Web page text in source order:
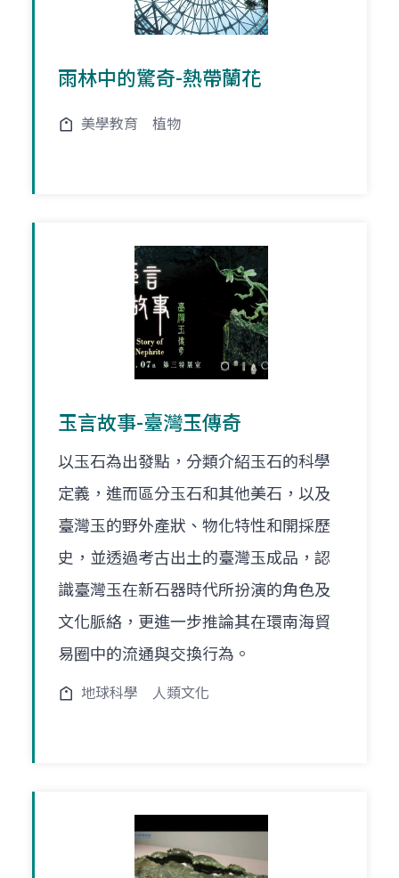
雨林中的驚奇-熱帶蘭花
美學教育 植物
玉言故事-臺灣玉傳奇
以玉石為出發點，分類介紹玉石的科學
定義，進而區分玉石和其他美石，以及
臺灣玉的野外產狀、物化特性和開採歷
史，並透過考古出土的臺灣玉成品，認
識臺灣玉在新石器時代所扮演的角色及
文化脈絡，更進一步推論其在環南海貿
易圈中的流通與交換行為。
地球科學 人類文化